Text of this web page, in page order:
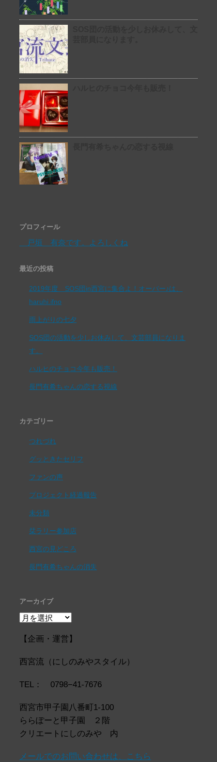
プロフィール
戸垣 有奈です。よろしくね
最近の投稿
2019年度 SOS団in西宮に集合よ！オーバー♪は、
haruhi.ifno
雨上がりの七夕
SOS団の活動を少しお休みして、文芸部員になりま
す。
ハルヒのチョコ今年も販売！
長門有希ちゃんの恋する視線
カテゴリー
つれづれ
グッときたセリフ
ファンの声
プロジェクト経過報告
未分類
栞ラリー参加店
西宮の見どころ
長門有希ちゃんの消失
アーカイブ
ア
カ
ブ
【企画・運営】
西宮流（にしのみやスタイル）
TEL： 0798−41-7676
西宮市甲子園八番町1-100
ららぽーと甲子園 ２階
クリエートにしのみや 内
メールでのお問い合わせは、こちら